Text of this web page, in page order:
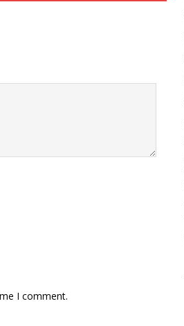
I comment.